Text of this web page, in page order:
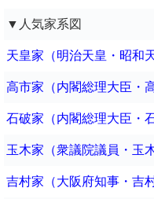
▼人気家系図
天皇家（明治天皇・昭和
高市家（内閣総理大臣・
石破家（内閣総理大臣・
玉木家（衆議院議員・玉
吉村家（大阪府知事・吉